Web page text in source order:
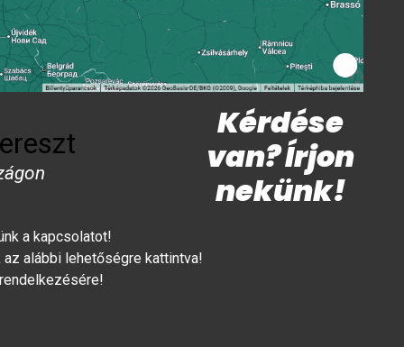
Kérdése
van? Írjon
nekünk!
a kapcsolatot!
az alábbi lehetőségre kattintva!